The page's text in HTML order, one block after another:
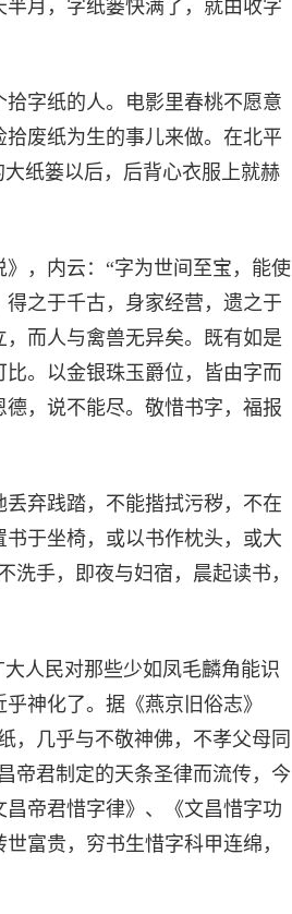
月，字纸篓快满了，就由收字
字纸的人。电影里春桃不愿意
废纸为生的事儿来做。在北平
纸篓以后，后背心衣服上就赫
，内云：“字为世间至宝，能使
之于千古，身家经营，遗之于
而人与禽兽无异矣。既有如是
。以金银珠玉爵位，皆由字而
，说不能尽。敬惜书字，福报
弃践踏，不能揩拭污秽，不在
于坐椅，或以书作枕头，或大
洗手，即夜与妇宿，晨起读书，
人民对那些少如凤毛麟角能识
神化了。据《燕京旧俗志》
，几乎与不敬神佛，不孝父母同
帝君制定的天条圣律而流传，今
帝君惜字律》、《文昌惜字功
富贵，穷书生惜字科甲连绵，